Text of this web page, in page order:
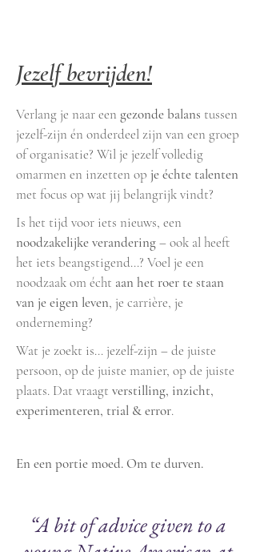
Jezelf bevrijden!
Verlang je naar een gezonde balans tussen
jezelf-zijn én onderdeel zijn van een groep
of organisatie? Wil je jezelf volledig
omarmen en inzetten op je échte talenten
met focus op wat jij belangrijk vindt?
Is het tijd voor iets nieuws, een
noodzakelijke verandering– ook al heeft
het iets beangstigend…? Voel je een
noodzaak om écht aan het roer te staan
van je eigen leven, je carrière, je
onderneming?
Wat je zoekt is… jezelf-zijn – de juiste
persoon, op de juiste manier, op de juiste
plaats. Dat vraagt verstilling, inzicht,
experimenteren, trial & error.
En een portie moed. Om te durven.
“A bit of advice given to a